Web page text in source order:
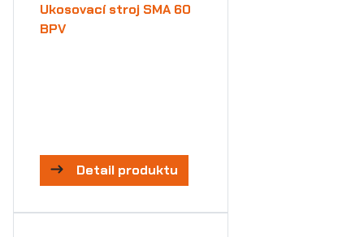
Ukosovací stroj SMA 60
BPV
Detail produktu